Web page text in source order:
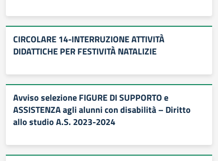
CIRCOLARE 14-INTERRUZIONE ATTIVITÀ
DIDATTICHE PER FESTIVITÀ NATALIZIE
Avviso selezione FIGURE DI SUPPORTO e
ASSISTENZA agli alunni con disabilità – Diritto
allo studio A.S. 2023-2024